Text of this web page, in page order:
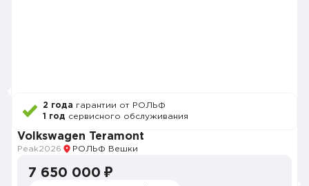
2 года гарантии от РОЛЬФ
1 год сервисного обслуживания
Volkswagen Teramont
Peak2026 РОЛЬФ Вешки
7 650 000 ₽